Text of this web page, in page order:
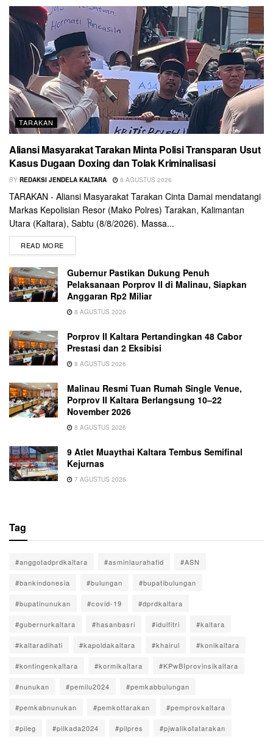
TARAKAN
Aliansi Masyarakat Tarakan Minta Polisi Transparan Usut
Kasus Dugaan Doxing dan Tolak Kriminalisasi
BY REDAKSI JENDELA KALTARA 8 AGUSTUS 2026
TARAKAN - Aliansi Masyarakat Tarakan Cinta Damai mendatangi
Markas Kepolisian Resor (Mako Polres) Tarakan, Kalimantan
Utara (Kaltara), Sabtu (8/8/2026). Massa...
READ MORE
Gubernur Pastikan Dukung Penuh
Pelaksanaan Porprov II di Malinau, Siapkan
Anggaran Rp2 Miliar
8 AGUSTUS 2026
Porprov II Kaltara Pertandingkan 48 Cabor
Prestasi dan 2 Eksibisi
8 AGUSTUS 2026
Malinau Resmi Tuan Rumah Single Venue,
Porprov II Kaltara Berlangsung 10–22
November 2026
8 AGUSTUS 2026
9 Atlet Muaythai Kaltara Tembus Semifinal
Kejurnas
7 AGUSTUS 2026
Tag
#anggotadprdkaltara #asminlaurahafid #ASN
#bankindonesia #bulungan #bupatibulungan
#bupatinunukan #covid-19 #dprdkaltara
#gubernurkaltara #hasanbasri #idulfitri #kaltara
#kaltaradihati #kapoldakaltara #khairul #konikaltara
#kontingenkaltara #kormikaltara #KPwBIprovinsikaltara
#nunukan #pemilu2024 #pemkabbulungan
#pemkabnunukan #pemkottarakan #pemprovkaltara
#pileg #pilkada2024 #pilpres #pjwalikotatarakan